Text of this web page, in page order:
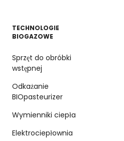
TECHNOLOGIE
BIOGAZOWE
Sprzęt do obróbki
wstępnej
Odkażanie
BIOpasteurizer
Wymienniki ciepła
Elektrociepłownia